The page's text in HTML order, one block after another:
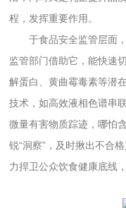
程，发挥重要作用。
于食品安全监管层面，
监管部门借助它，能快速
解蛋白、黄曲霉毒素等潜
技术，如高效液相色谱串
微量有害物质踪迹，哪怕
锐“洞察”，及时揪出不合
力捍卫公众饮食健康底线